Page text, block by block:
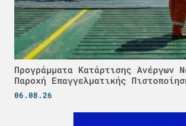
Προγράμματα Κατάρτισης Ανέργων
Παροχή Επαγγελματικής
06.08.26